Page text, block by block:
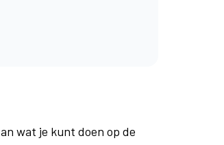
wat je kunt doen op de